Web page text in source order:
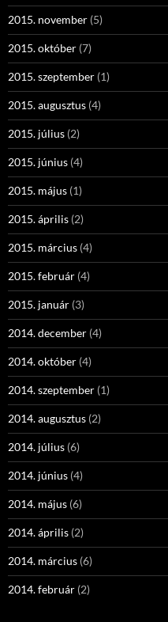
2015. november (5)
2015. október (7)
2015. szeptember (1)
2015. augusztus (4)
2015. július (2)
2015. június (4)
2015. május (1)
2015. április (2)
2015. március (4)
2015. február (4)
2015. január (3)
2014. december (4)
2014. október (4)
2014. szeptember (1)
2014. augusztus (2)
2014. július (6)
2014. június (4)
2014. május (6)
2014. április (2)
2014. március (6)
2014. február (2)